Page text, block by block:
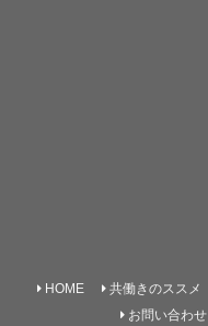
HOME 共働きのススメ
お問い合わせ